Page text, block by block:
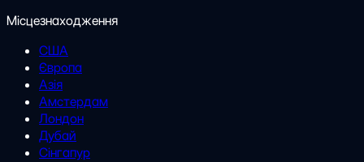
Місцезнаходження
США
Європа
Азія
Амстердам
Лондон
Дубай
Сінгапур